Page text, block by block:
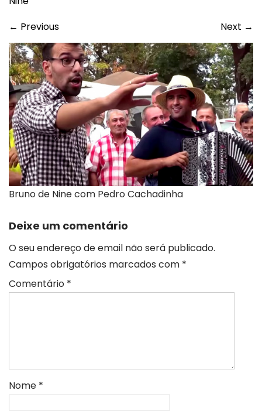
← Previous Next →
Bruno de Nine com Pedro Cachadinha
Deixe um comentário
O seu endereço de email não será publicado.
Campos obrigatórios marcados com *
Comentário *
Nome *